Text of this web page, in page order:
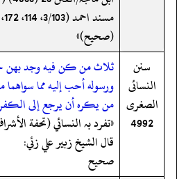
(صحیح)»
سنن
النسائى
الصغرى
4992
ثلاث من كن فيه وجد بهن
ورسوله أحب إليه مما سواهما
من يكره أن يرجع إلى
«تفرد بہ النسائي (تحفة الأشراف: 598)
قال الشيخ زبير علي زئي:
صحيح